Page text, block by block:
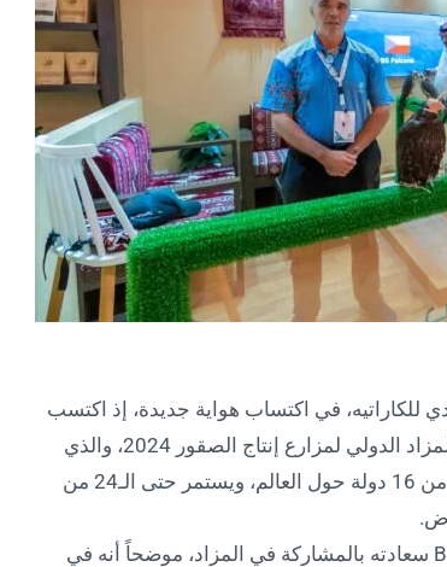
في اكتساب هواية جديدة، إذ اكتسب
هواية الصقارة وأسس مزرعة للصقور، تشارك اليوم في المزاد الدولي لمزارع إنتاج الصقور 2024، والذي
ينظمه نادي الصقور السعودي بمشاركة مزارع إنتاج رائدة من 16 دولة حول العالم، ويستمر حتى الـ24 من
وأبدى التشيكي إيليان كيروف صاحب مزرعة BG FALCONS سعادته بالمشاركة في المزاد، موضحاً أنه في